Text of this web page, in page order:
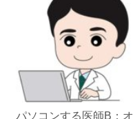
パソコンする医師B：オ